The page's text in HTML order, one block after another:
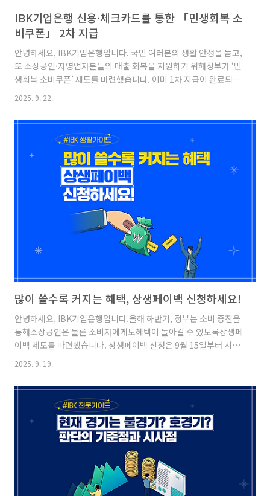
IBK기업은행 신용·체크카드를 통한 「민생회복 소
비쿠폰」 2차 지급
안녕하세요, IBK기업은행입니다. 국민 여러분의 생활 안정을 돕고,
또 소상공인·자영업자분들의 매출 회복을 지원하기 위해정부가 ‘민
생회복 소비쿠폰’ 제도를 마련했습니다. 이미 1차 지급이 완료되었
고,이번에는 2차 지급이 시작됩니다! 오늘의 포스팅으로 2차 신청
습니다!신용·체크카드 민생회복 소비쿠폰 2차 지급 민생경제 회복
을 위해 소비를 촉진하고소상공인과 자영업자의 매출을늘리기 위
해 제공되는 쿠폰인 민생회복 소비쿠폰! 민생회복 소비쿠폰이2차
로 지급됩니다! ※ 2차 지급 대상자 선정은 정부의 결정사항으로,
대상 관련 문의사항 등은소비쿠폰 전담 콜센터(1670-2525)로 안
내해 주시기 바랍니다. ※ 개인정보 피해방지(스미싱 등)를 위해 소
2025. 9. 22.
많이 쓸수록 커지는 혜택, 상생페이백 신청하세요!
안녕하세요, IBK기업은행입니다.올해 하반기, 정부는 소비 증진을
통해소상공인은 물론 소비자에게도혜택이 돌아갈 수 있도록상생페
이백 제도를 마련했습니다. 상생페이백 신청은 9월 15일부터 시작
다2025년 9~11월까지 늘어난월별 카드소비액의 20%를디지털
온누리상품권으로 돌려주어소비진작 및 소상공인을 지원하는 사업
입니다. [신청 대상]2024년 신용, 체크카드 사용 실적이 있는만 19
세 이상인 국민 및 외국인이 대상입니다. ※ 2006.12.31 이전 출생
자 그렇다면 상생페이백은언제, 어떻게 신청할 수 있을까요?[상생
페이백 신청] ✓ 신청 방법:상생페이백 홈페이지✓ 신청 기
2025. 9. 19.